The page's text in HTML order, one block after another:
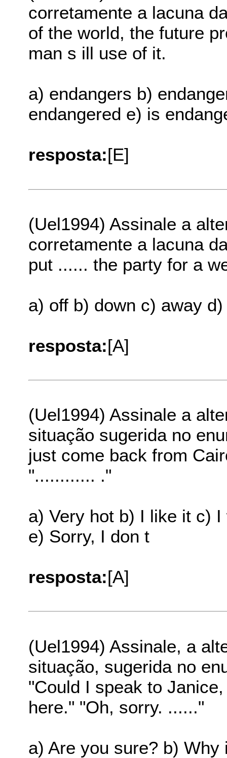
corretamente a lacuna
of the world, the future
man s ill use of it.
a) endangers b)
endangered e) is
resposta:[E]
(Uel1994) Assinale a
corretamente a lacuna
put ...... the party for a
a) off b) down c) away
resposta:[A]
(Uel1994) Assinale a
situação sugerida no
just come back from
"............ ."
a) Very hot b) I like it c)
e) Sorry, I don t
resposta:[A]
(Uel1994) Assinale, a
situação, sugerida no
"Could I speak to
here." "Oh, sorry. ......"
a) Are you sure? b)